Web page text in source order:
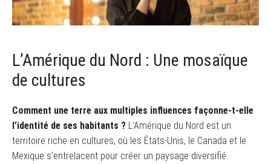
L’Amérique du Nord : Une mosaïque
de cultures
Comment une terre aux multiples influences façonne-t-elle
l’identité de ses habitants ? L’Amérique du Nord est un
territoire riche en cultures, où les États-Unis, le Canada et le
Mexique s’entrelacent pour créer un paysage diversifié.